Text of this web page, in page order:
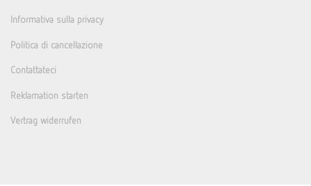
Informativa sulla privacy
Politica di cancellazione
Contattateci
Reklamation starten
Vertrag widerrufen